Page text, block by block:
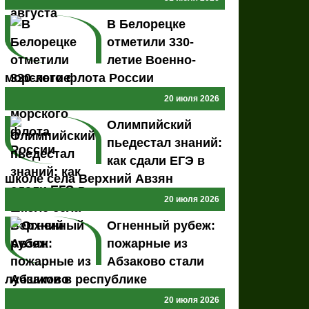
В Белорецке
отметили 330-
летие Военно-
морского флота России
20 июля 2026
Олимпийский
пьедестал знаний:
как сдали ЕГЭ в
школе села Верхний Авзян
20 июля 2026
Огненный рубеж:
пожарные из
Абзаково стали
лучшими в республике
20 июля 2026